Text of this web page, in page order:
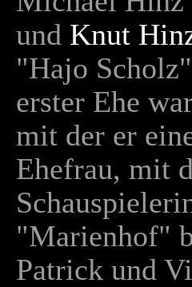
und Knut
"Hajo
erster Ehe
mit der er
Ehefrau, mit
"Marienhof"
Patrick und